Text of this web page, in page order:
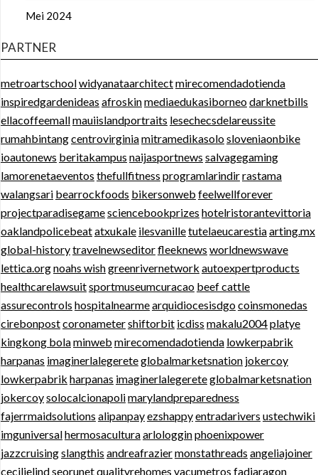
Mei 2024
PARTNER
metroartschoolwidyanataarchitectmirecomendadotienda
inspiredgardenideas afroskinmediaedukasiborneodarknetbills
ellacoffeemallmauiislandportraits lesechecsdelareussite
rumahbintangcentrovirginiamitramedikasolosloveniaonbike
ioautonews beritakampus naijasportnews salvagegaming
lamorenetaeventos thefullfitness programlarindirrastama
walangsari bearrockfoods bikersonweb feelwellforever
projectparadisegamesciencebookprizes hotelristorantevittoria
oaklandpolicebeatatxukale ilesvanilletutelaeucarestiaarting.mx
global-historytravelnewseditorfleeknews worldnewswave
lettica.orgnoahs wishgreenrivernetwork autoexpertproducts
healthcarelawsuitsportmuseumcuracao beef cattle
assurecontrols hospitalnearmearquidiocesisdgocoinsmonedas
cirebonpostcoronametershiftorbit icdiss makalu2004platye
kingkong bolaminweb mirecomendadotienda lowkerpabrik
harpanas imaginerlalegereteglobalmarketsnation jokercoy
lowkerpabrik harpanas imaginerlalegereteglobalmarketsnation
jokercoysolocalcionapolimarylandpreparedness
fajerrmaidsolutions alipanpayezshappyentradarivers ustechwiki
imguniversalhermosaculturaarlologginphoenixpower
jazzcruisingslangthis andreafraziermonstathreads angeliajoiner
cecilielindseorunetqualityrehomes vacumetros fadiaragon